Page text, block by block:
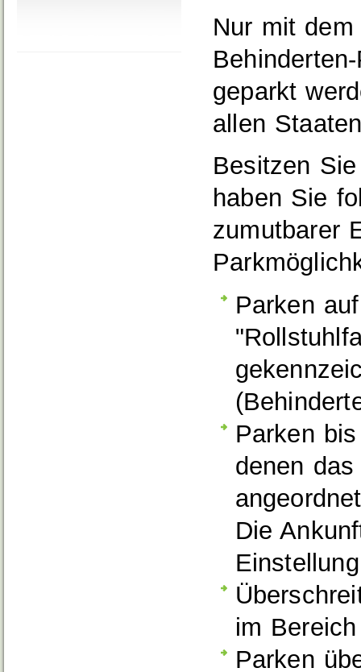
Nur mit
geparkt
allen
Besitzen
haben Sie
zumutbarer
Parken
Parken
denen
Die
im
Parken